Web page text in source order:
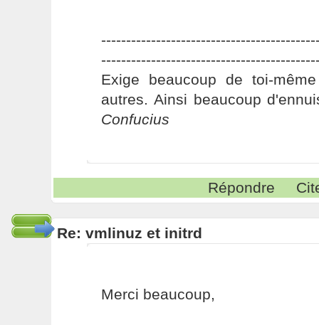
Exige beaucoup de toi-
autres. Ainsi beaucoup
Confucius
Répondre
Re: vmlinuz et initrd
Merci beaucoup,